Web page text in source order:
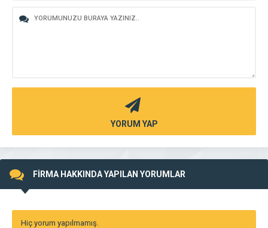
YORUM YAP
FİRMA HAKKINDA YAPILAN YORUMLAR
Hiç yorum yapılmamış.